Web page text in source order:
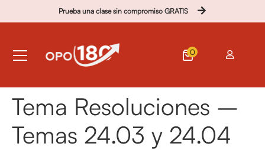
Prueba una clase sin compromiso GRATIS
0
Tema Resoluciones –
Temas 24.03 y 24.04